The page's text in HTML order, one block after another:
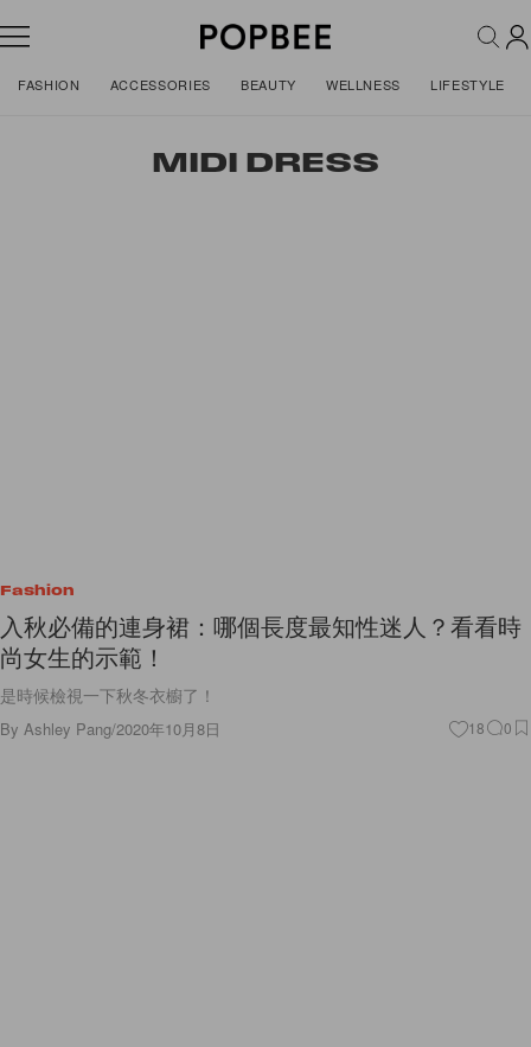
FASHION ACCESSORIES BEAUTY WELLNESS LIFESTYLE
MIDI DRESS
Fashion
入秋必備的連身裙：哪個長度最知性迷人？看看時
尚女生的示範！
是時候檢視一下秋冬衣櫥了！
By Ashley Pang/2020年10月8日 18 0